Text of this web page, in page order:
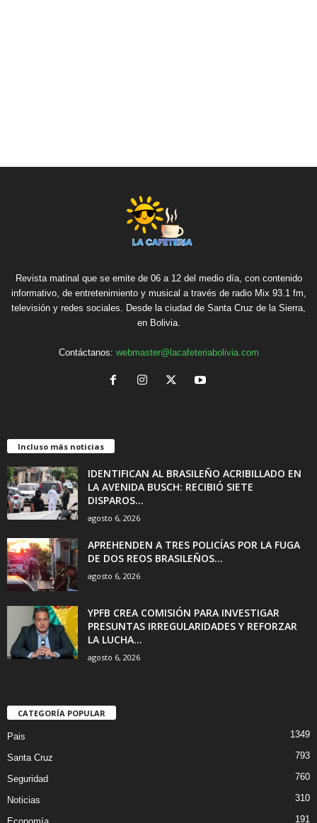
Revista matinal que se emite de 06 a 12 del medio día, con contenido
informativo, de entretenimiento y musical a través de radio Mix 93.1 fm,
televisión y redes sociales. Desde la ciudad de Santa Cruz de la Sierra,
en Bolivia.
Contáctanos: webmaster@lacafeteriabolivia.com
Incluso más noticias
IDENTIFICAN AL BRASILEÑO ACRIBILLADO EN
LA AVENIDA BUSCH: RECIBIÓ SIETE
DISPAROS...
agosto 6, 2026
APREHENDEN A TRES POLICÍAS POR LA FUGA
DE DOS REOS BRASILEÑOS...
agosto 6, 2026
YPFB CREA COMISIÓN PARA INVESTIGAR
PRESUNTAS IRREGULARIDADES Y REFORZAR
LA LUCHA...
agosto 6, 2026
CATEGORÍA POPULAR
Pais 1349
Santa Cruz 793
Seguridad 760
Noticias 310
191